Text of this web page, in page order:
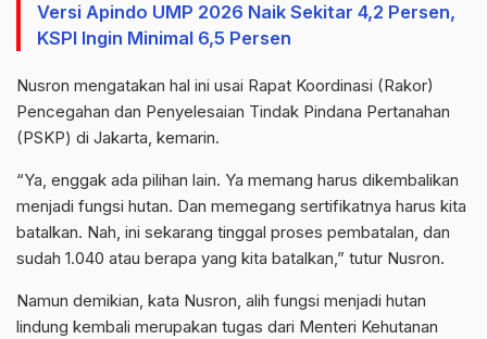
Versi Apindo UMP 2026 Naik Sekitar 4,2 Persen,
KSPI Ingin Minimal 6,5 Persen
Nusron mengatakan hal ini usai Rapat Koordinasi (Rakor)
Pencegahan dan Penyelesaian Tindak Pindana Pertanahan
(PSKP) di Jakarta, kemarin.
“Ya, enggak ada pilihan lain. Ya memang harus dikembalikan
menjadi fungsi hutan. Dan memegang sertifikatnya harus kita
batalkan. Nah, ini sekarang tinggal proses pembatalan, dan
sudah 1.040 atau berapa yang kita batalkan,” tutur Nusron.
Namun demikian, kata Nusron, alih fungsi menjadi hutan
lindung kembali merupakan tugas dari Menteri Kehutanan